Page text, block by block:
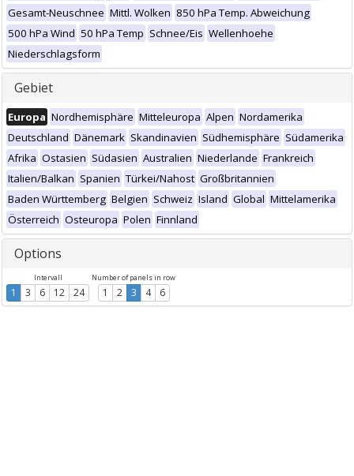
Gesamt-Neuschnee Mittl. Wolken 850 hPa Temp. Abweichung
500 hPa Wind 50 hPa Temp Schnee/Eis Wellenhoehe
Niederschlagsform
Gebiet
Europa Nordhemisphäre Mitteleuropa Alpen Nordamerika
Deutschland Dänemark Skandinavien Südhemisphäre Südamerika
Afrika Ostasien Südasien Australien Niederlande Frankreich
Italien/Balkan Spanien Türkei/Nahost Großbritannien
Baden Württemberg Belgien Schweiz Island Global Mittelamerika
Österreich Osteuropa Polen Finnland
Options
Intervall
1 3 6 12 24
Number of panels in row
1 2 3 4 6